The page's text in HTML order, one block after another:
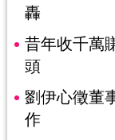
轟
昔年收千萬
頭
劉伊心徵董
作